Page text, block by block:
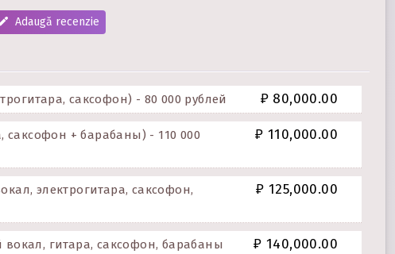
Adaugă recenzie
саксофон) - 80 000 рублей ₽ 80,000.00
саксофон + барабаны) - 110 000
₽ 110,000.00
электрогитара, саксофон,
₽ 125,000.00
гитара, саксофон, барабаны
₽ 140,000.00